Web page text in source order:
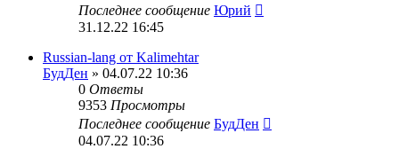
Последнее сообщение Юрий
31.12.22 16:45
Russian-lang от Kalimehtar
БудДен » 04.07.22 10:36
0 Ответы
9353 Просмотры
Последнее сообщение БудДен
04.07.22 10:36